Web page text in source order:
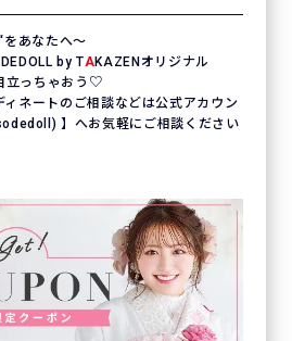
をあなたへ〜
by TAKAZENオリジナル
立っちゃおう♡
ネートのご相談などは公式アカウン
】へお気軽にご相談ください